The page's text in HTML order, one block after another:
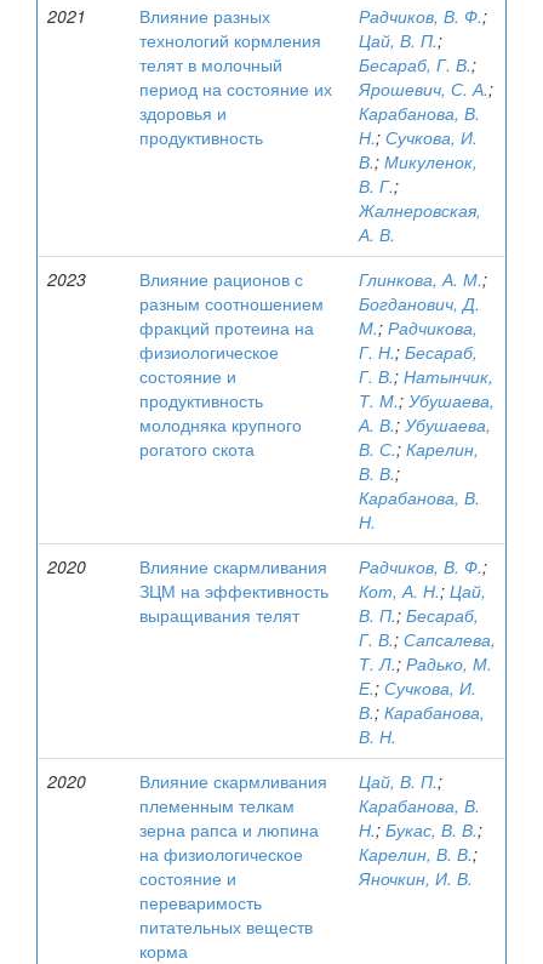
2021
Влияние разных
технологий кормления
телят в молочный
период на состояние их
здоровья и
продуктивность
Радчиков, В. Ф.;
Цай, В. П.;
Бесараб, Г. В.;
Ярошевич, С. А.;
Карабанова, В.
Н.; Сучкова, И.
В.; Микуленок,
В. Г.;
Жалнеровская,
А. В.
2023
Влияние рационов с
разным соотношением
фракций протеина на
физиологическое
состояние и
продуктивность
молодняка крупного
рогатого скота
Глинкова, А. М.;
Богданович, Д.
М.; Радчикова,
Г. Н.; Бесараб,
Г. В.; Натынчик,
Т. М.; Убушаева,
А. В.; Убушаева,
В. С.; Карелин,
В. В.;
Карабанова, В.
Н.
2020
Влияние скармливания
ЗЦМ на эффективность
выращивания телят
Радчиков, В. Ф.;
Кот, А. Н.; Цай,
В. П.; Бесараб,
Г. В.; Сапсалева,
Т. Л.; Радько, М.
Е.; Сучкова, И.
В.; Карабанова,
В. Н.
2020
Влияние скармливания
племенным телкам
зерна рапса и люпина
на физиологическое
состояние и
переваримость
питательных веществ
корма
Цай, В. П.;
Карабанова, В.
Н.; Букас, В. В.;
Карелин, В. В.;
Яночкин, И. В.